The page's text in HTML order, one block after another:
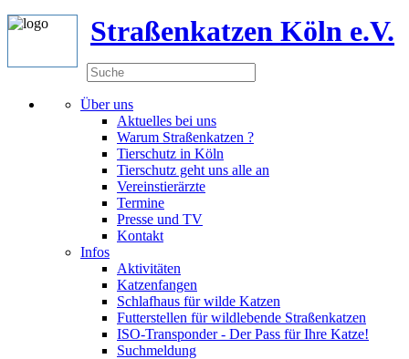
Straßenkatzen Köln e.V.
Über uns
Aktuelles bei uns
Warum Straßenkatzen ?
Tierschutz in Köln
Tierschutz geht uns alle an
Vereinstierärzte
Termine
Presse und TV
Kontakt
Infos
Aktivitäten
Katzenfangen
Schlafhaus für wilde Katzen
Futterstellen für wildlebende Straßenkatzen
ISO-Transponder - Der Pass für Ihre Katze!
Suchmeldung